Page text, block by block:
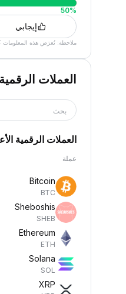
50%
إيجابي
ملاحظة: تُعرَض هذه المعلومات
العملات
بحث
العملات الرقمية
عملة
Bitcoin
BTC
Sheboshis
SHEB
Ethereum
ETH
Solana
SOL
XRP